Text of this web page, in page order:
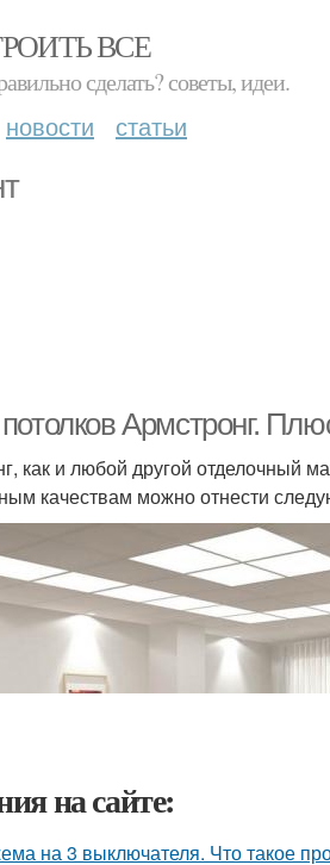
ВСЕ
сделать? советы, идеи.
новости статьи
Армстронг.
как и любой другой отделочный
качествам можно отнести
на сайте:
на 3 выключателя. Что такое